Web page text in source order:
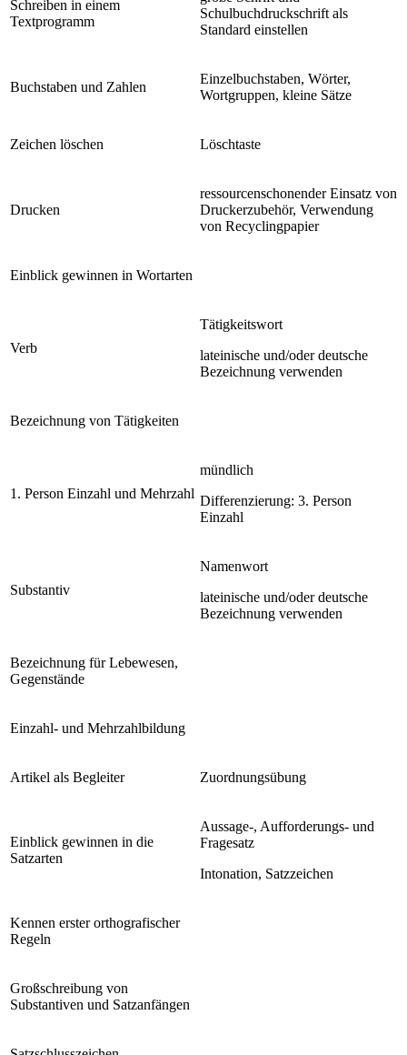
Schreiben in einem
Textprogramm
Schulbuchdruckschrift als
Standard einstellen
Buchstaben und Zahlen
Einzelbuchstaben, Wörter,
Wortgruppen, kleine Sätze
Zeichen löschen Löschtaste
Drucken
ressourcenschonender Einsatz von
Druckerzubehör, Verwendung
von Recyclingpapier
Einblick gewinnen in Wortarten
Verb
Tätigkeitswort
lateinische und/oder deutsche
Bezeichnung verwenden
Bezeichnung von Tätigkeiten
1. Person Einzahl und Mehrzahl
mündlich
Differenzierung: 3. Person
Einzahl
Substantiv
Namenwort
lateinische und/oder deutsche
Bezeichnung verwenden
Bezeichnung für Lebewesen,
Gegenstände
Einzahl- und Mehrzahlbildung
Artikel als Begleiter Zuordnungsübung
Einblick gewinnen in die
Satzarten
Aussage-, Aufforderungs- und
Fragesatz
Intonation, Satzzeichen
Kennen erster orthografischer
Regeln
Großschreibung von
Substantiven und Satzanfängen